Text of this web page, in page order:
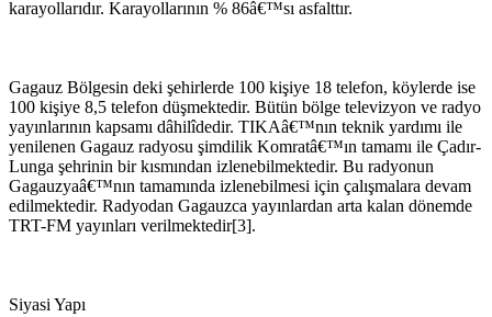
karayollarıdır. Karayollarının % 86â€™sı asfalttır.
Gagauz Bölgesin deki şehirlerde 100 kişiye 18 telefon, köylerde ise
100 kişiye 8,5 telefon düşmektedir. Bütün bölge televizyon ve radyo
yayınlarının kapsamı dâhilîdedir. TIKAâ€™nın teknik yardımı ile
yenilenen Gagauz radyosu şimdilik Komratâ€™ın tamamı ile Çadır-
Lunga şehrinin bir kısmından izlenebilmektedir. Bu radyonun
Gagauzyaâ€™nın tamamında izlenebilmesi için çalışmalara devam
edilmektedir. Radyodan Gagauzca yayınlardan arta kalan dönemde
TRT-FM yayınları verilmektedir[3].
Siyasi Yapı